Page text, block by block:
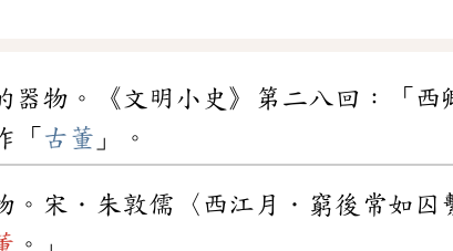
器物。《文明小史》第二八回：「
「 古董 」。
。宋．朱敦儒〈西江月．窮後常如囚
。」